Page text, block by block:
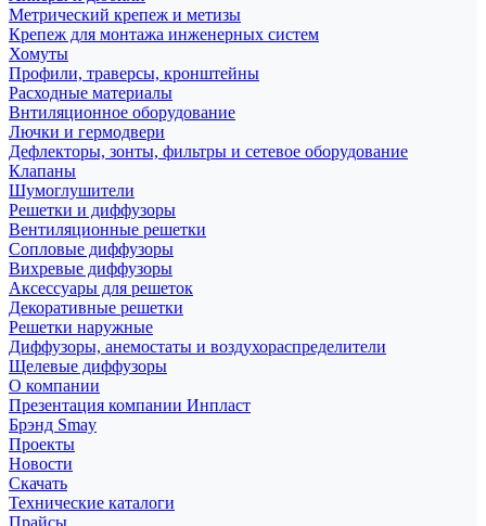
Метрический крепеж и метизы
Крепеж для монтажа инженерных систем
Хомуты
Профили, траверсы, кронштейны
Расходные материалы
Внтиляционное оборудование
Лючки и гермодвери
Дефлекторы, зонты, фильтры и сетевое оборудование
Клапаны
Шумоглушители
Решетки и диффузоры
Вентиляционные решетки
Сопловые диффузоры
Вихревые диффузоры
Аксессуары для решеток
Декоративные решетки
Решетки наружные
Диффузоры, анемостаты и воздухораспределители
Щелевые диффузоры
О компании
Презентация компании Инпласт
Брэнд Smay
Проекты
Новости
Скачать
Технические каталоги
Прайсы